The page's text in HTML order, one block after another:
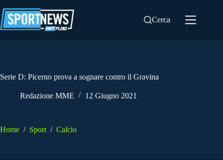
al
contenuto
Cerca
Serie D: Picerno prova a sognare contro il Gravina
Redazione MME 12 Giugno 2021
Home / Sport / Calcio